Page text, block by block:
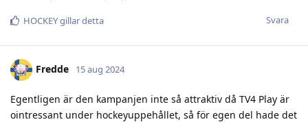
Svara
HOCKEYgillar detta
Fredde 15 aug 2024
Egentligen är den kampanjen inte så attraktiv då TV4 Play är
ointressant under hockeyuppehållet, så för egen del hade det